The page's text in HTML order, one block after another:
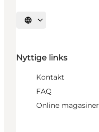
Vælg sprog
Nyttige links
Kontakt
FAQ
Online magasiner